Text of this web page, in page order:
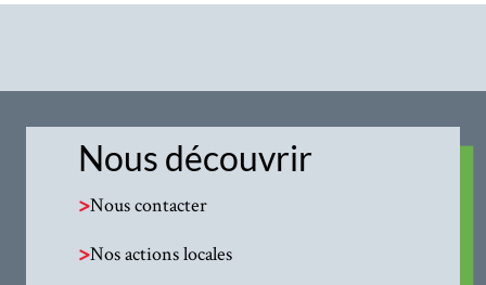
Nous découvrir
>Nous contacter
>Nos actions locales